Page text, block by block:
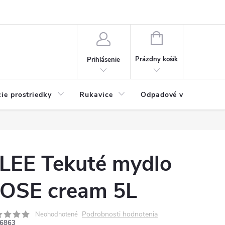
Prihlásenie
NÁKUPNÝ
Prázdny košík
prostriedky Rukavice Odpadové vrecia
Tekuté mydlo
cream 5L
Neohodnotené Podrobnosti hodnotenia
6863